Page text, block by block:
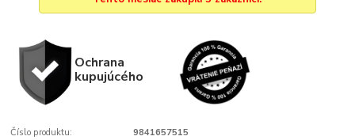
Ochrana
kupujúcého
Číslo produktu: 9841657515